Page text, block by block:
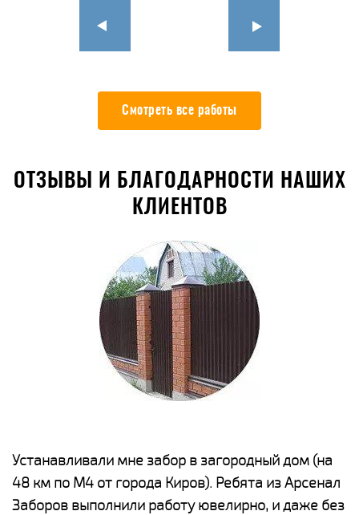
Смотреть все работы
ОТЗЫВЫ И БЛАГОДАРНОСТИ НАШИХ
КЛИЕНТОВ
Устанавливали мне забор в загородный дом (на
48 км по М4 от города Киров). Ребята из Арсенал
Заборов выполнили работу ювелирно, и даже без